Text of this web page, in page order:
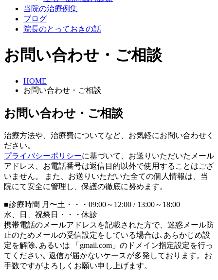
当院の治療例集
ブログ
院長のとっておきの話
お問い合わせ・ご相談
HOME
お問い合わせ・ご相談
お問い合わせ・ご相談
治療方法や、治療費についてなど、お気軽にお問い合わせく
ださい。
プライバシーポリシーに基づいて、お送りいただいたメール
アドレス、お電話番号は返信目的以外で使用することはござ
いません。 また、お送りいただいた全ての個人情報は、当
院にて安全に管理し、保護の徹底に努めます。
■診療時間 月〜土・・・09:00～12:00 / 13:00～18:00
水、日、祝祭日・・・休診
携帯電話のメールアドレスを記載された方で、迷惑メール防
止のためメールの受信設定をしている場合は､あらかじめ設
定を解除､あるいは 「gmail.com」のドメイン指定設定を行っ
てください｡ 返信が届かないケースが多発しております。お
手数ですがよろしくお願い申し上げます。